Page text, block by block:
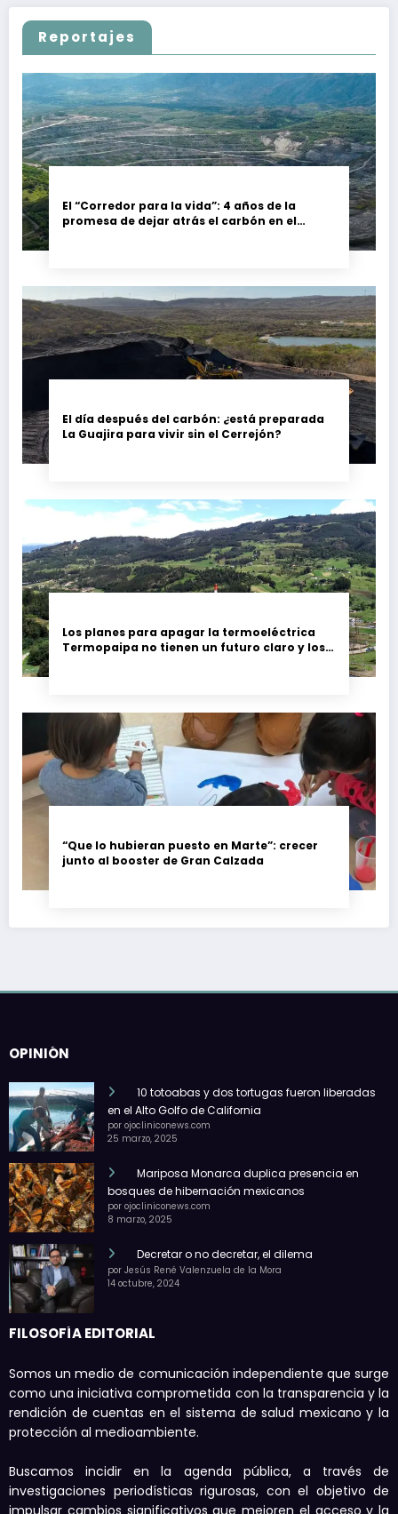
Reportajes
El “Corredor para la vida”: 4 años de la
promesa de dejar atrás el carbón en el
El día después del carbón: ¿está preparada
La Guajira para vivir sin el Cerrejón?
Los planes para apagar la termoeléctrica
Termopaipa no tienen un futuro claro y los
“Que lo hubieran puesto en Marte”: crecer
junto al booster de Gran Calzada
OPINIÓN
10 totoabas y dos tortugas fueron liberadas
en el Alto Golfo de California
por ojocliniconews.com
25 marzo, 2025
Mariposa Monarca duplica presencia en
bosques de hibernación mexicanos
por ojocliniconews.com
8 marzo, 2025
Decretar o no decretar, el dilema
por Jesús René Valenzuela de la Mora
14 octubre, 2024
FILOSOFÍA EDITORIAL
Somos un medio de comunicación independiente que surge
como una iniciativa comprometida con la transparencia y la
rendición de cuentas en el sistema de salud mexicano y la
protección al medioambiente.
Buscamos incidir en la agenda pública, a través de
investigaciones periodísticas rigurosas, con el objetivo de